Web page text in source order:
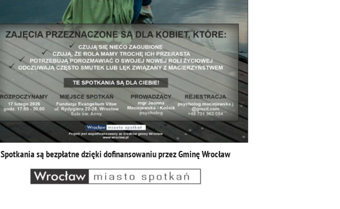
Spotkania są bezpłatne dzięki dofinansowaniu przez Gminę Wrocław